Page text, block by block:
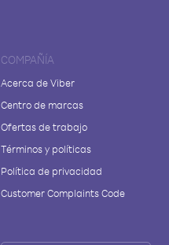
COMPAÑÍA
Acerca de Viber
Centro de marcas
Ofertas de trabajo
Términos y políticas
Política de privacidad
Customer Complaints Code